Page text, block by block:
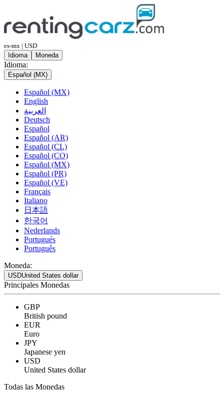
es-mx | USD
Idioma
Moneda
Idioma:
Español (MX)
Español (MX)
English
العربية
Deutsch
Español
Español (AR)
Español (CL)
Español (CO)
Español (MX)
Español (PR)
Español (VE)
Français
Italiano
日本語
한국어
Nederlands
Portugués
Português
Moneda:
USDUnited States dollar
Principales Monedas
GBP
British pound
EUR
Euro
JPY
Japanese yen
USD
United States dollar
Todas las Monedas